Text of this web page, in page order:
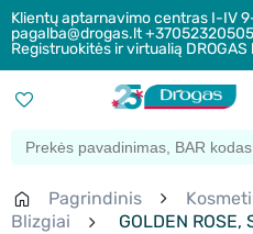
Klientų aptarnavimo centras I-IV
pagalba@drogas.lt
Registruokitės ir virtualią
Pagrindinis
Blizgiai
GOLDEN